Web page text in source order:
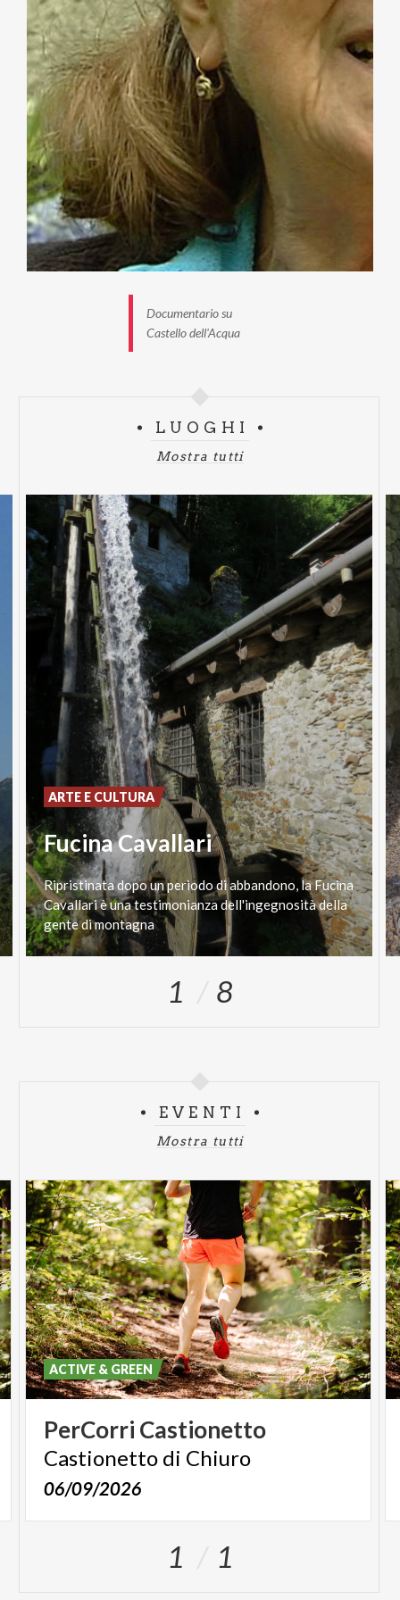
Documentario su
Castello dell'Acqua
LUOGHI
Mostra tutti
Fucina Cavallari
Ripristinata dopo un periodo di abbandono, la Fucina
Cavallari è una testimonianza dell'ingegnosità della
gente di montagna
ARTE E CULTURA
1 8
EVENTI
Mostra tutti
PerCorri Castionetto
Castionetto di Chiuro
06/09/2026
ACTIVE & GREEN
1 1